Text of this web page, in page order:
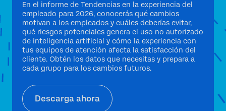
En el informe de Tendencias en la experiencia del
empleado para 2026, conocerás qué cambios
motivan a los empleados y cuáles deberías evitar,
qué riesgos potenciales genera el uso no autorizado
de inteligencia artificial y cómo la experiencia con
tus equipos de atención afecta la satisfacción del
cliente. Obtén los datos que necesitas y prepara a
cada grupo para los cambios futuros.
Descarga ahora